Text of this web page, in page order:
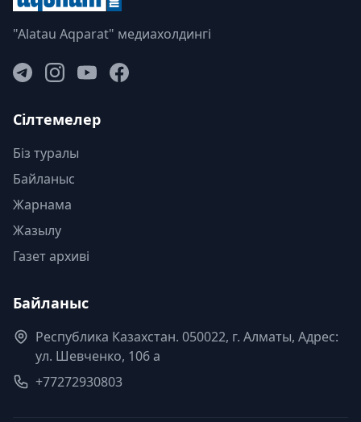
"Alatau Aqparat" медиахолдингі
Сілтемелер
Біз туралы
Байланыс
Жарнама
Жазылу
Газет архиві
Байланыс
Республика Казахстан. 050022, г. Алматы, Адрес:
ул. Шевченко, 106 а
+77272930803